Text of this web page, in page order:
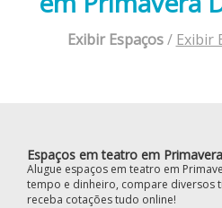
Exibir Espaços/ Exibir
Espaços em teatro em
Alugue espaços em teatro em
tempo e dinheiro, compare diversos
receba cotações tudo online!